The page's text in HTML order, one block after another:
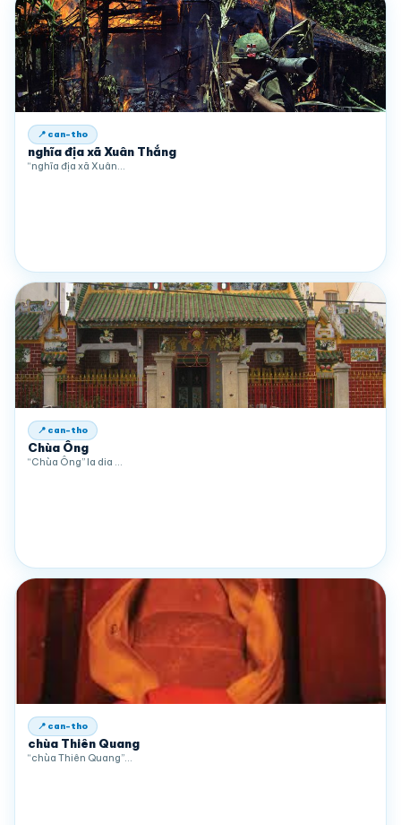
📍 can-tho
nghĩa địa xã Xuân Thắng
“nghĩa địa xã Xuân…
📍 can-tho
Chùa Ông
“Chùa Ông” la dia …
📍 can-tho
chùa Thiên Quang
“chùa Thiên Quang”…